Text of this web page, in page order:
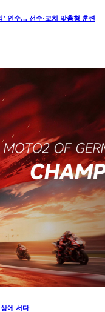
’ 인수… 선수·코치 맞춤형 훈련
에 서다